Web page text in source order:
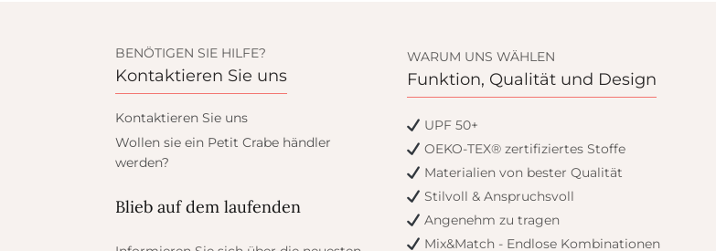
BENÖTIGEN SIE HILFE?
Kontaktieren Sie uns
Kontaktieren Sie uns
Wollen sie ein Petit Crabe händler
werden?
Blieb auf dem laufenden
WARUM UNS WÄHLEN
Funktion, Qualität und Design
UPF 50+
OEKO-TEX® zertifiziertes Stoffe
Materialien von bester Qualität
Stilvoll & Anspruchsvoll
Angenehm zu tragen
Mix&Match - Endlose Kombinationen